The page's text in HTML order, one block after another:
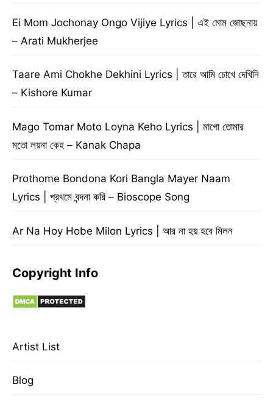
Ei Mom Jochonay Ongo Vijiye Lyrics | এই মোম জোছনায়
– Arati Mukherjee
Taare Ami Chokhe Dekhini Lyrics | তারে আমি চোখে দেখিনি
– Kishore Kumar
Mago Tomar Moto Loyna Keho Lyrics | মাগো তোমার
মতো লয়না কেহ – Kanak Chapa
Prothome Bondona Kori Bangla Mayer Naam
Lyrics | প্রথমে বন্দনা করি – Bioscope Song
Ar Na Hoy Hobe Milon Lyrics | আর না হয় হবে মিলন
Copyright Info
Artist List
Blog